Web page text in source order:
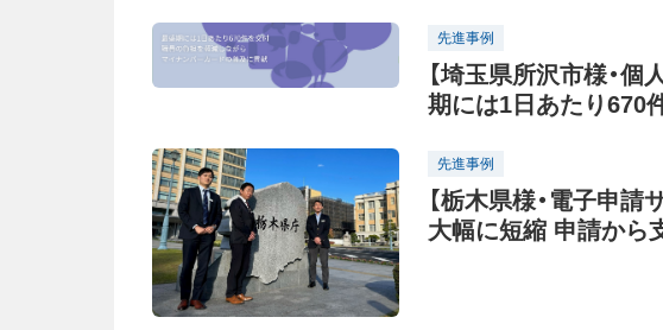
先進事例
【埼玉県所沢市様・
期には1日あたり670
先進事例
【栃木県様・電子申
大幅に短縮 申請から